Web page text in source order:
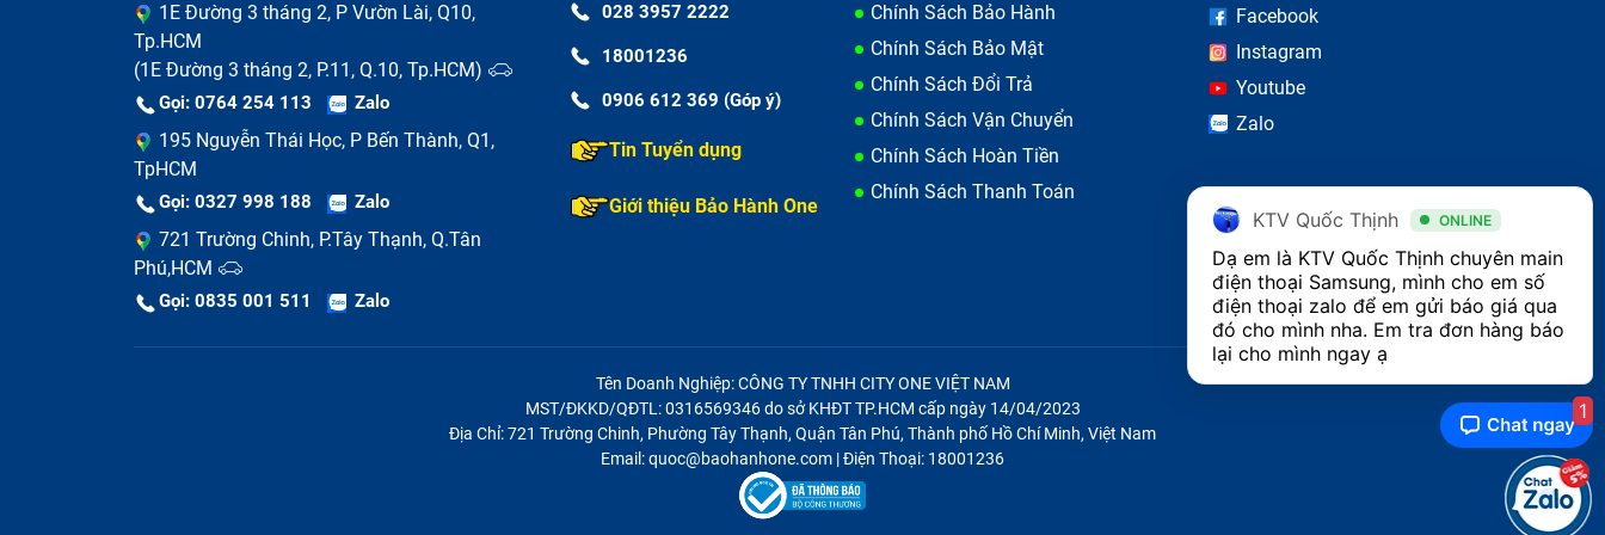
Tư vấn miễn phí cho khách hàng trước khi đem máy đến
Nhân viên xem xét tình trạng hư hỏng
Sau khi khách hàng mang máy tới trung tâm thì nhân viên sẽ nhận máy chuyển vào phòng kỹ thuật tiến hành
kiểm tra, xem xét tình trạng hư hỏng mainboard của máy và báo giá dịch vụ sửa chữa.
Khách hàng đồng ý phương án sửa chữa
Nếu khách hàng đồng ý với phương án khắc phục cũng như giá thành mà trung tâm đưa ra nhân viên sẽ làm
thủ tục nhận máy và tiến hành sửa chữa (để bảo đảm quyền lợi khách hàng cần ký tên vào toàn bộ các linh
kiện trước khi nhân viên mang đi thay main điện thoại Samsung Galaxy Fold).
Nhân viên kỹ thuật tháo main ra khỏi máy, vệ sinh toàn bộ máy rồi lấy main mới thay thế cho main đã bị hư
1E Đường 3 tháng 2, P Vườn Lài, Q10,
Tp.HCM
(1E Đường 3 tháng 2, P.11, Q.10, Tp.HCM)
Gọi: 0764 254 113 Zalo
195 Nguyễn Thái Học, P Bến Thành, Q1,
TpHCM
Gọi: 0327 998 188 Zalo
721 Trường Chinh, P.Tây Thạnh, Q.Tân
Phú,HCM
Gọi: 0835 001 511 Zalo
028 3957 2222
18001236
0906 612 369 (Góp ý)
Tin Tuyển dụng
Giới thiệu Bảo Hành One
Chính Sách Bảo Hành
Chính Sách Bảo Mật
Chính Sách Đổi Trả
Chính Sách Vận Chuyển
Chính Sách Hoàn Tiền
Chính Sách Thanh Toán
Facebook
Instagram
Youtube
Zalo
Tên Doanh Nghiệp: CÔNG TY TNHH CITY ONE VIỆT NAM
MST/ĐKKD/QĐTL: 0316569346 do sở KHĐT TP.HCM cấp ngày 14/04/2023
Địa Chỉ: 721 Trường Chinh, Phường Tây Thạnh, Quận Tân Phú, Thành phố Hồ Chí Minh, Việt Nam
Email: quoc@baohanhone.com | Điện Thoại: 18001236
KTV Quốc Thịnh ONLINE
Dạ em là KTV Quốc Thịnh chuyên main
điện thoại Samsung, mình cho em số
điện thoại zalo để em gửi báo giá qua
đó cho mình nha. Em tra đơn hàng báo
lại cho mình ngay ạ
1